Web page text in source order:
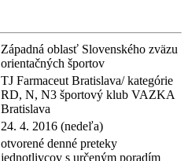
Západná oblasť Slovenského zväzu
orientačných športov
TJ Farmaceut Bratislava/ kategórie
RD, N, N3 športový klub VAZKA
Bratislava
24. 4. 2016 (nedeľa)
otvorené denné preteky
jednotlivcov s určeným poradím